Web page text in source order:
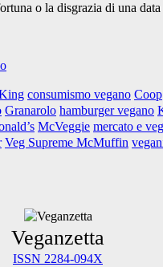
o la disgrazia di una
consumismo vegano Coop
Granarolo hamburger vegano
McVeggie mercato e
Veg Supreme McMuffin
Veganzetta
ISSN 2284-094X